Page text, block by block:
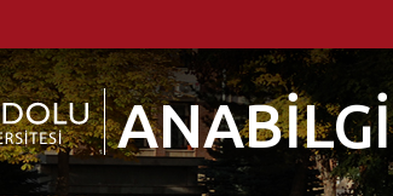
ANABİLGİ